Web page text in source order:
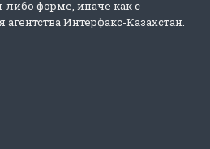
либо форме, иначе как с
Интерфакс-Казахстан.